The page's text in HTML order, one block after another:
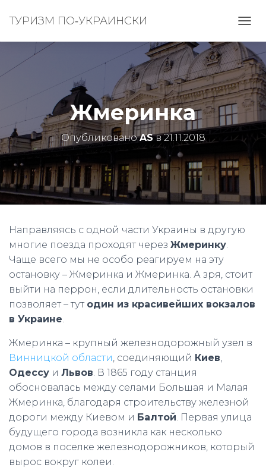
ТУРИЗМ ПО‑УКРАИНСКИ
Е
Р
Е
К
Л
Ю
Ч
И
Ь
Н
А
И
Жмеринка
ОпубликованоASв21.11.2018
Направляясь с одной части Украины в другую
многие поезда проходят через Жмеринку.
Чаще всего мы не особо реагируем на эту
остановку – Жмеринка и Жмеринка. А зря, стоит
выйти на перрон, если длительность остановки
позволяет – тут один из красивейших вокзалов
в Украине.
Жмеринка – крупный железнодорожный узел в
Винницкой области, соединяющий Киев,
Одессу и Львов. В 1865 году станция
обосновалась между селами Большая и Малая
Жмеринка, благодаря строительству железной
дороги между Киевом и Балтой. Первая улица
будущего города возникла как несколько
домов в поселке железнодорожников, который
вырос вокруг колеи.